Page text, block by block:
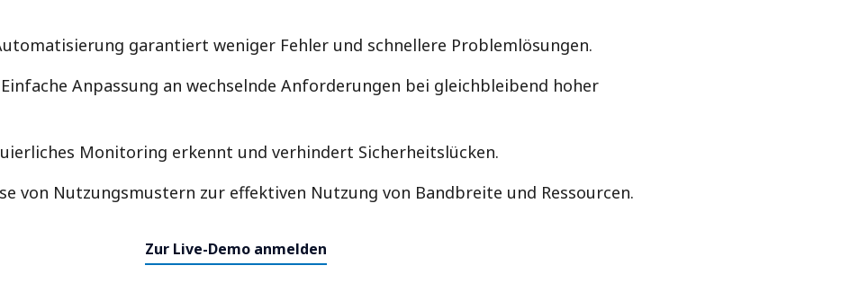
garantiert weniger Fehler und schnellere Problemlösungen.
Anpassung an wechselnde Anforderungen bei gleichbleibend hoher
Monitoring erkennt und verhindert Sicherheitslücken.
von Nutzungsmustern zur effektiven Nutzung von Bandbreite und Ressourcen.
Zur Live-Demo anmelden